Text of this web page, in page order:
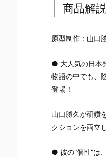
商品解説
原型制作：山口
● 大人気の日本
物語の中でも、
登場！
山口勝久が研鑽
クションを両立
● 彼の“個性”は